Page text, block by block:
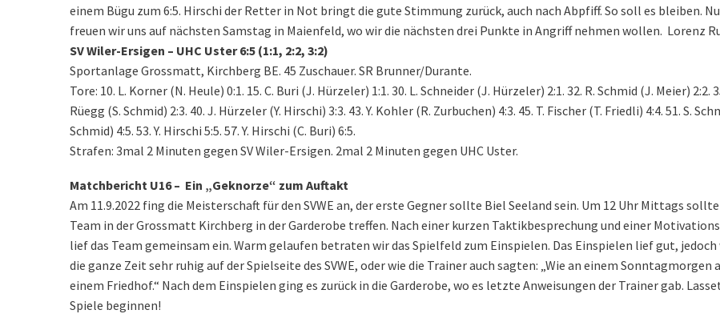
einem Bügu zum 6:5. Hirschi der Retter in Not bringt die gute Stimmung zurück, auch nach Abpfiff. So soll es bleiben.
freuen wir uns auf nächsten Samstag in Maienfeld, wo wir die nächsten drei Punkte in Angriff nehmen wollen. Lorenz
SV Wiler-Ersigen – UHC Uster 6:5 (1:1, 2:2, 3:2)
Sportanlage Grossmatt, Kirchberg BE. 45 Zuschauer. SR Brunner/Durante.
Tore: 10. L. Korner (N. Heule) 0:1. 15. C. Buri (J. Hürzeler) 1:1. 30. L. Schneider (J. Hürzeler) 2:1. 32. R. Schmid (J. Meier) 2:2.
Rüegg (S. Schmid) 2:3. 40. J. Hürzeler (Y. Hirschi) 3:3. 43. Y. Kohler (R. Zurbuchen) 4:3. 45. T. Fischer (T. Friedli) 4:4. 51. S.
Schmid) 4:5. 53. Y. Hirschi 5:5. 57. Y. Hirschi (C. Buri) 6:5.
Strafen: 3mal 2 Minuten gegen SV Wiler-Ersigen. 2mal 2 Minuten gegen UHC Uster.
Matchbericht U16 – Ein „Geknorze“ zum Auftakt
Am 11.9.2022 fing die Meisterschaft für den SVWE an, der erste Gegner sollte Biel Seeland sein. Um 12 Uhr Mittags sollte
Team in der Grossmatt Kirchberg in der Garderobe treffen. Nach einer kurzen Taktikbesprechung und einer
lief das Team gemeinsam ein. Warm gelaufen betraten wir das Spielfeld zum Einspielen. Das Einspielen lief gut, jedoch
die ganze Zeit sehr ruhig auf der Spielseite des SVWE, oder wie die Trainer auch sagten: „Wie an einem Sonntagmorgen
einem Friedhof.“ Nach dem Einspielen ging es zurück in die Garderobe, wo es letzte Anweisungen der Trainer gab.
Spiele beginnen!